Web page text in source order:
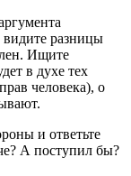
видите разницы
Ищите
в духе тех
человека), о
и ответьте
А поступил бы?